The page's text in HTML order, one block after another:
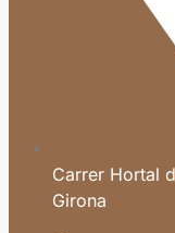
Carrer Hortal
Girona